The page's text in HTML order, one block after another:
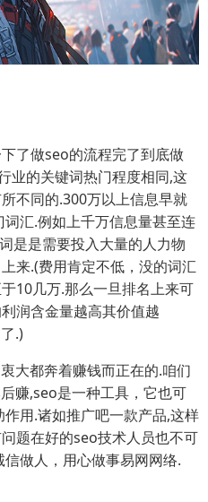
了做seo的流程完了到底做
业的关键词热门程度相同,这
不同的.300万以上信息早就
汇.例如上千万信息量甚至连
是是需要投入大量的人力物
来.(费用肯定不低，没的词汇
10几万.那么一旦排名上来可
润含金量越高其价值越
.)
大都奔着赚钱而正在的.咱们
赚,seo是一种工具，它也可
用.诸如推广吧一款产品,这样
题在好的seo技术人员也不可
做人，用心做事易网网络.